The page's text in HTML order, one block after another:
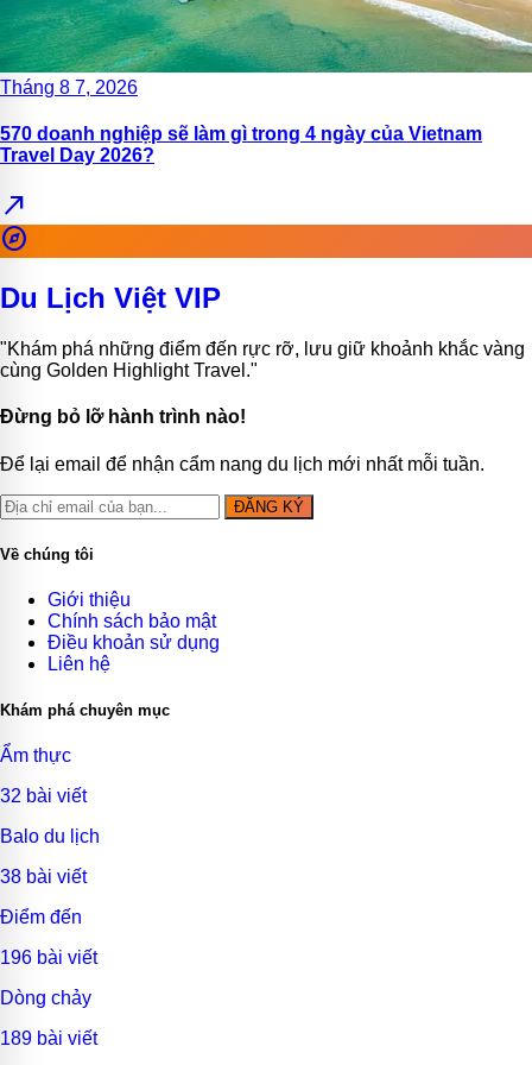
Tháng 8 7, 2026
570 doanh nghiệp sẽ làm gì trong 4 ngày của Vietnam
Travel Day 2026?
north_east
explore
Du Lịch Việt VIP
"Khám phá những điểm đến rực rỡ, lưu giữ khoảnh khắc vàng
cùng Golden Highlight Travel."
Đừng bỏ lỡ hành trình nào!
Để lại email để nhận cẩm nang du lịch mới nhất mỗi tuần.
ĐĂNG KÝ
Về chúng tôi
Giới thiệu
Chính sách bảo mật
Điều khoản sử dụng
Liên hệ
Khám phá chuyên mục
Ẩm thực
32 bài viết
Balo du lịch
38 bài viết
Điểm đến
196 bài viết
Dòng chảy
189 bài viết